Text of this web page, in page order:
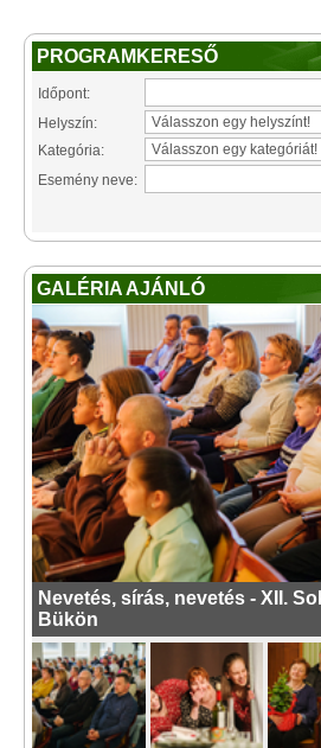
PROGRAMKERESŐ
Időpont:
Helyszín:
Kategória:
Esemény neve:
GALÉRIA AJÁNLÓ
Nevetés, sírás, nevetés - XII.
Bükön